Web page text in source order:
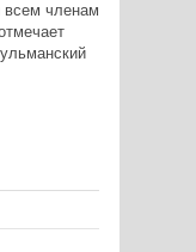
всем членам